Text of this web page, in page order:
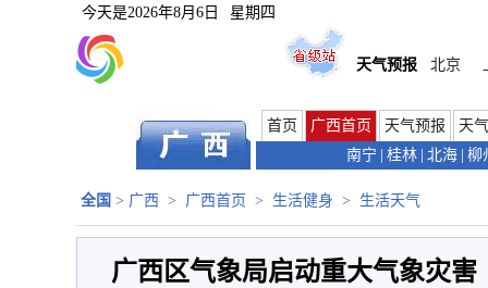
今天是2026年8月6日 星期四
天气预报 北京
首页 广西首页 天气预报
天
南宁
桂林 北海 柳
全国 > 广西 > 广西首页 > 生活健身 > 生活天气
广西区气象局启动重大气象灾